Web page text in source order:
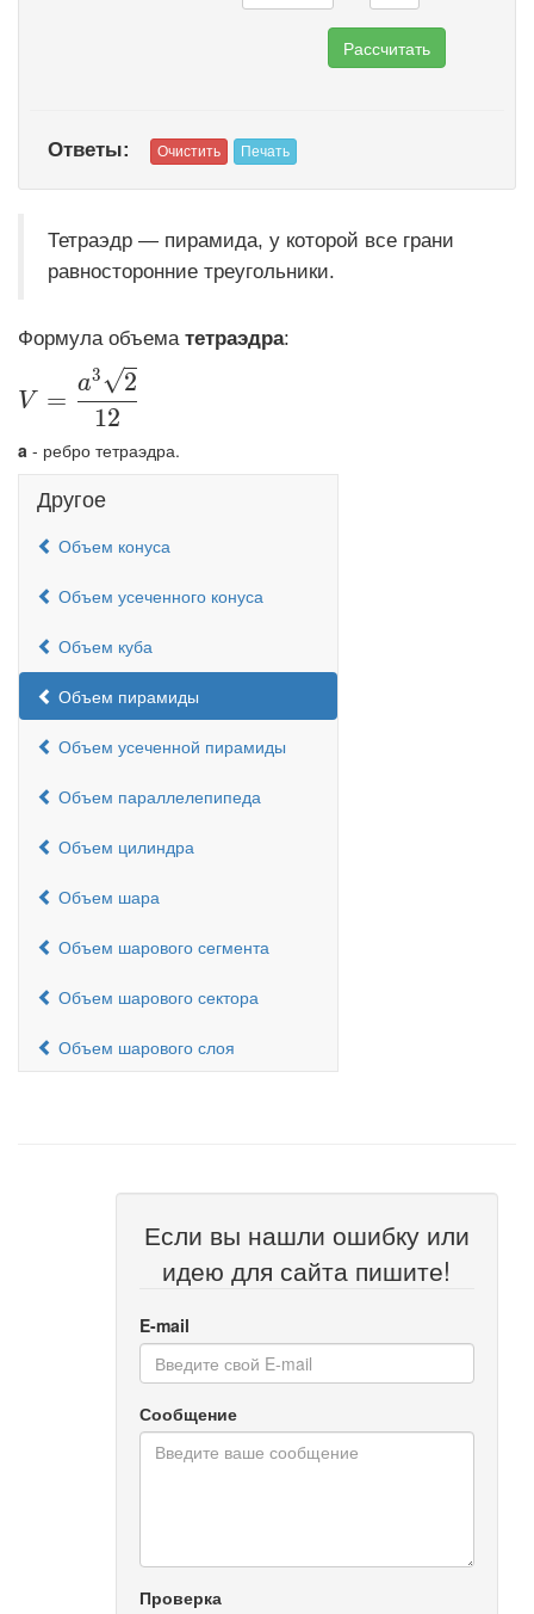
Ответы:
Тетраэдр — пирамида, у которой все грани
равносторонние треугольники.
Формула объема тетраэдра:
\displaystyle V=\frac{a^3\sqrt{2}}{12}
V =
12
a3√2
a - ребро тетраэдра.
Другое
Объем конуса
Объем усеченного конуса
Объем куба
Объем пирамиды
Объем усеченной пирамиды
Объем параллелепипеда
Объем цилиндра
Объем шара
Объем шарового сегмента
Объем шарового сектора
Объем шарового слоя
Если вы нашли ошибку или
идею для сайта пишите!
E-mail
Сообщение
Проверка